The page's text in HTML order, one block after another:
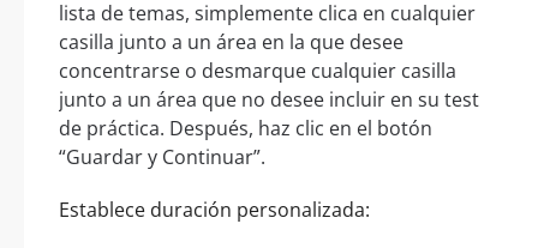
lista de temas, simplemente clica en cualquier
casilla junto a un área en la que desee
concentrarse o desmarque cualquier casilla
junto a un área que no desee incluir en su test
de práctica. Después, haz clic en el botón
“Guardar y Continuar”.
Establece duración personalizada: